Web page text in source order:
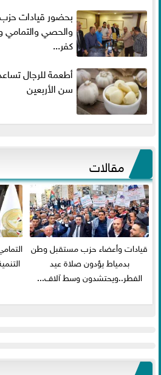
بحضور قيادات
والحصي والتمامي
كفر...
أطعمة للرجال
سن الأربعين
مقالات
قيادات وأعضاء حزب مستقبل وطن
بدمياط يؤدون صلاة عيد
الفطر..ويحتشدون وسط آلاف...